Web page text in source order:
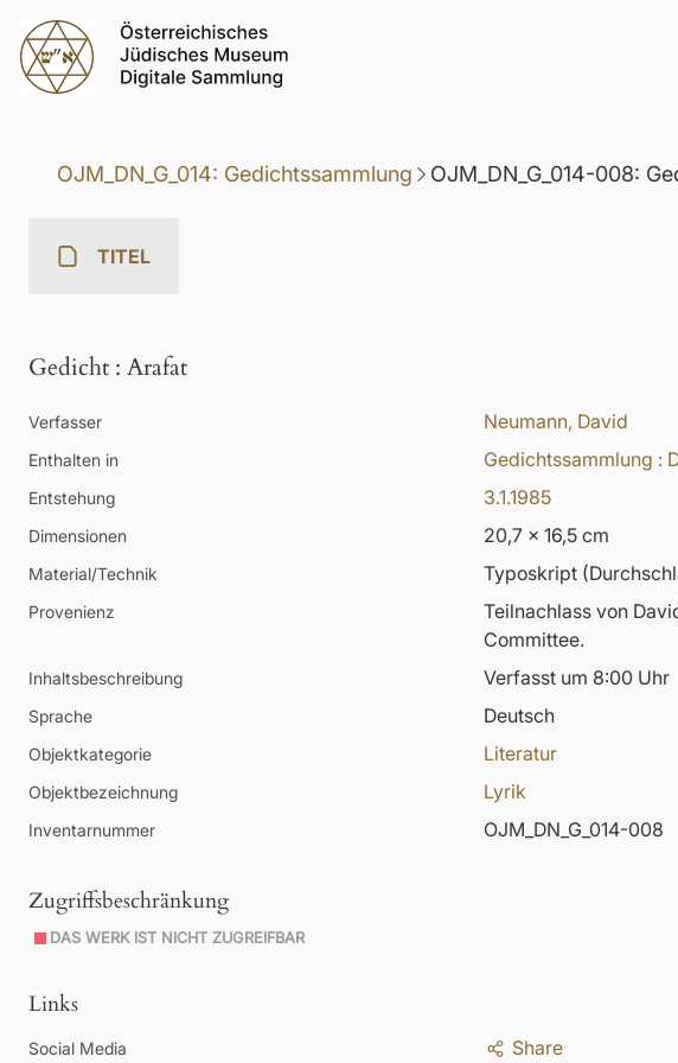
OJM_DN_G_014: Gedichtssammlung OJM_DN_G_014-008:
TITEL
Gedicht : Arafat
Verfasser Neumann, David
Enthalten in Gedichtssammlung :
Entstehung 3.1.1985
Dimensionen 20,7 x 16,5 cm
Material/Technik Typoskript
Provenienz
Teilnachlass von
Committee.
Inhaltsbeschreibung Verfasst um 8:00 Uhr
Sprache Deutsch
Objektkategorie Literatur
Objektbezeichnung Lyrik
Inventarnummer OJM_DN_G_014-008
Zugriffsbeschränkung
DAS WERK IST NICHT ZUGREIFBAR
Links
Social Media Share